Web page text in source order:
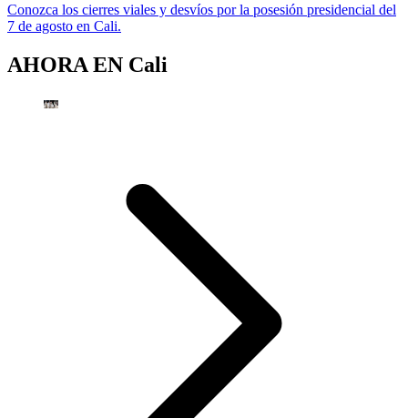
Conozca los cierres viales y desvíos por la posesión presidencial del
7 de agosto en Cali.
AHORA EN Cali